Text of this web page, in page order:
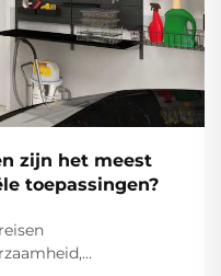
zijn het meest
toepassingen?